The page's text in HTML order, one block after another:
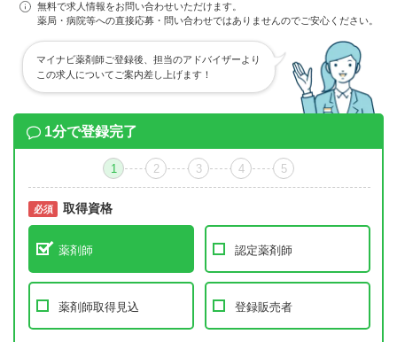
無料で求人情報をお問い合わせいただけます。
薬局・病院等への直接応募・問い合わせではありませんのでご安心ください。
マイナビ薬剤師ご登録後、担当のアドバイザーより
この求人についてご案内差し上げます！
1分で登録完了
1 2 3 4 5
必須 取得資格
薬剤師 認定薬剤師
薬剤師取得見込 登録販売者